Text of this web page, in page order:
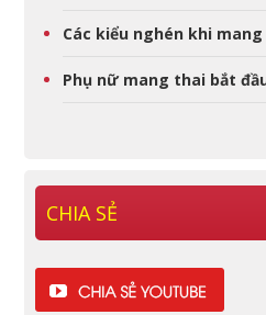
Các kiểu nghén khi
Phụ nữ mang thai bắt
CHIA SẺ